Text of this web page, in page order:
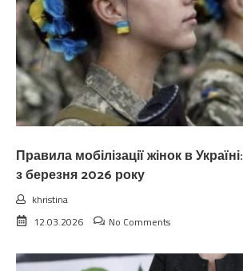
Правила мобілізації жінок в
з березня 2026 року
khristina
12.03.2026
No Comments